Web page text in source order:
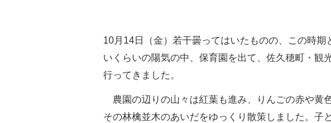
10月14日（金）若干曇ってはいたものの、この時
いくらいの陽気の中、保育園を出て、佐久穂町・観
行ってきました。
農園の辺りの山々は紅葉も進み、りんごの赤や黄
その林檎並木のあいだをゆっくり散策しました。子